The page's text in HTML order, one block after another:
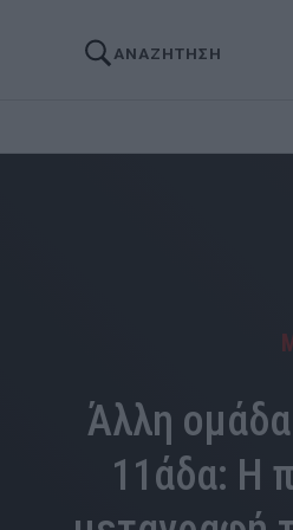
ΑΝΑΖΗΤΗΣΗ
Άλλη
11άδα: Η